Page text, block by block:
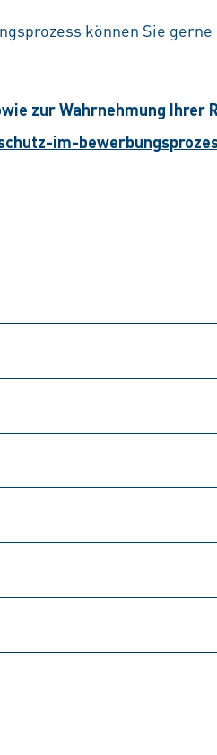
können Sie
zur Wahrnehmung Ihrer
im-